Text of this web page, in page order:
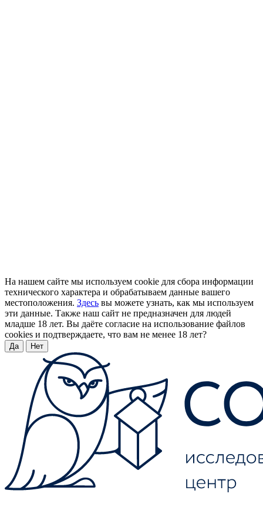
На нашем сайте мы используем cookie для сбора информации
технического характера и обрабатываем данные вашего
местоположения. Здесь вы можете узнать, как мы используем
эти данные. Также наш сайт не предназначен для людей
младше 18 лет. Вы даёте согласие на использование файлов
cookies и подтверждаете, что вам не менее 18 лет?
Да Нет